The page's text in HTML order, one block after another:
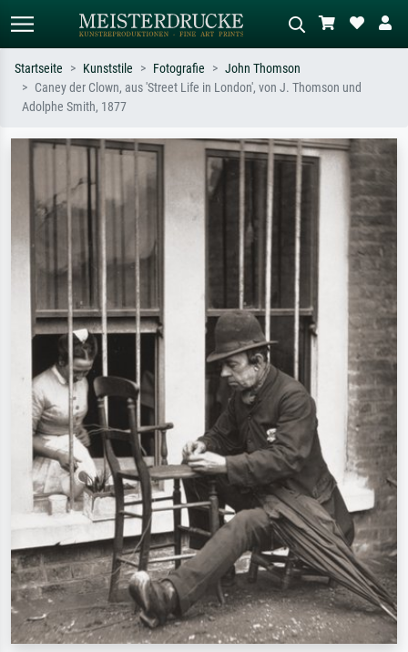
Standardsuche
oder Stilen – z.B. Monet,
Hokusai, Akt.
Wiese, Abstrakt mit viel Rot, Dunkles
Ölgemälde, Stehender Akt neben einem
Startseite Kunststile Fotografie
John Thomson
Caney der Clown, aus 'Street Life in London', von J. Thomson und
Adolphe Smith, 1877